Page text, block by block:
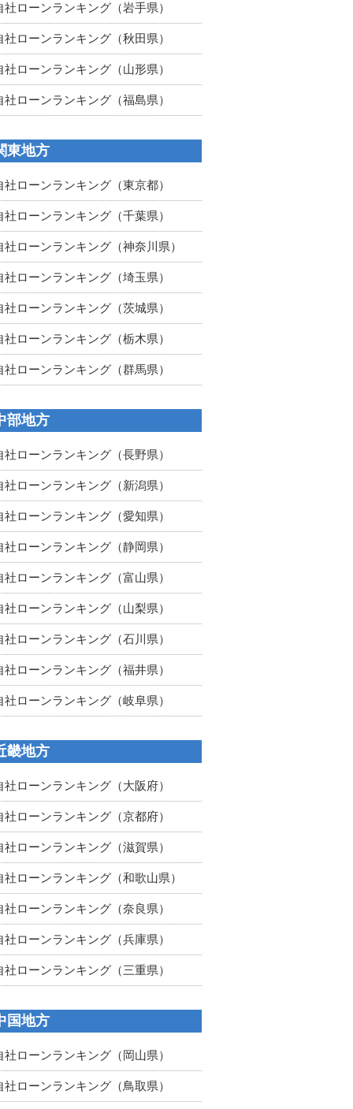
社ローンランキング（岩手県）
社ローンランキング（秋田県）
社ローンランキング（山形県）
社ローンランキング（福島県）
東地方
社ローンランキング（東京都）
社ローンランキング（千葉県）
社ローンランキング（神奈川県）
社ローンランキング（埼玉県）
社ローンランキング（茨城県）
社ローンランキング（栃木県）
社ローンランキング（群馬県）
部地方
社ローンランキング（長野県）
社ローンランキング（新潟県）
社ローンランキング（愛知県）
社ローンランキング（静岡県）
社ローンランキング（富山県）
社ローンランキング（山梨県）
社ローンランキング（石川県）
社ローンランキング（福井県）
社ローンランキング（岐阜県）
畿地方
社ローンランキング（大阪府）
社ローンランキング（京都府）
社ローンランキング（滋賀県）
社ローンランキング（和歌山県）
社ローンランキング（奈良県）
社ローンランキング（兵庫県）
社ローンランキング（三重県）
国地方
社ローンランキング（岡山県）
社ローンランキング（鳥取県）